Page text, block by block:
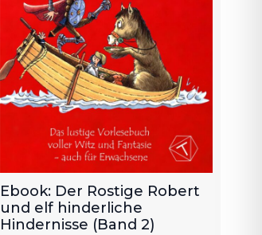
Ebook: Der Rostige Robert
und elf hinderliche
Hindernisse (Band 2)